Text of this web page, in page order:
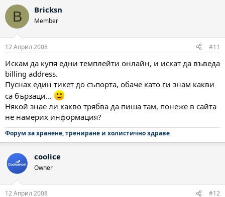
B Bricksn
Member
12 Април 2008 #11
Искам да купя едни темплейти онлайн, и искат да въведа
billing address.
Пуснах един тикет до съпорта, обаче като ги знам какви
са бързаци...
Някой знае ли какво трябва да пиша там, понеже в сайта
не намерих информация?
Форум за хранене, трениране и холистично здраве
coolice
Owner
12 Април 2008 #12